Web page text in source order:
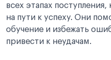
всех этапах
на пути к успеху. Они
обучение и избежать
привести к неудачам.